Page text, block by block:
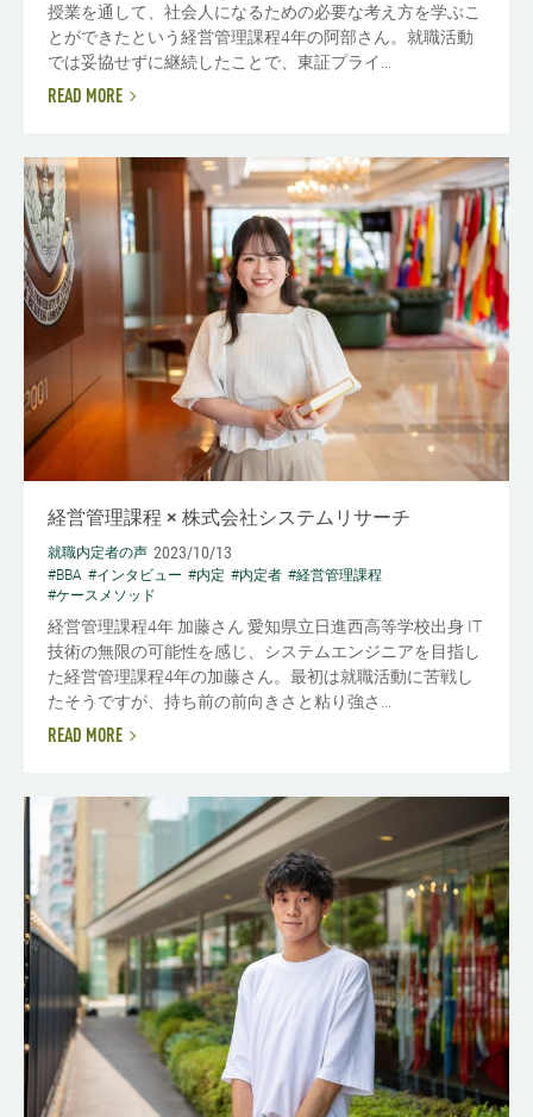
授業を通して、社会人になるための必要な考え方を学ぶこ
とができたという経営管理課程4年の阿部さん。就職活動
では妥協せずに継続したことで、東証プライ...
READ MORE
経営管理課程 × 株式会社システムリサーチ
就職内定者の声 2023/10/13
#BBA #インタビュー #内定 #内定者 #経営管理課程
#ケースメソッド
経営管理課程4年 加藤さん 愛知県立日進西高等学校出身 IT
技術の無限の可能性を感じ、システムエンジニアを目指し
た経営管理課程4年の加藤さん。最初は就職活動に苦戦し
たそうですが、持ち前の前向きさと粘り強さ...
READ MORE